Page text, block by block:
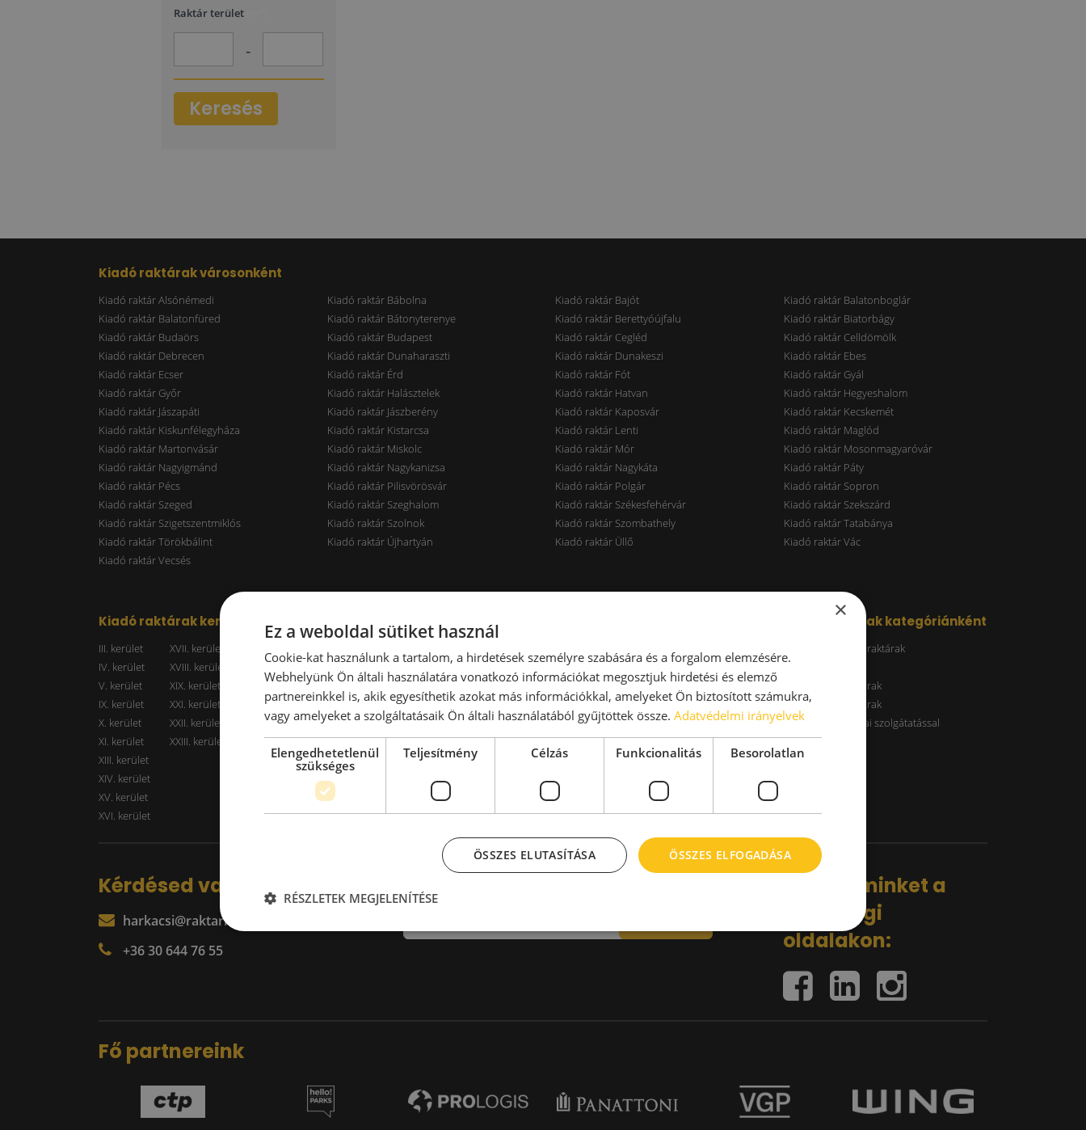
Raktár terület
-
Keresés
Kiadó raktárak városonként
Kiadó raktár Alsónémedi Kiadó raktár Bábolna Kiadó raktár Bajót
Kiadó raktár Balatonboglár
Kiadó raktár Balatonfüred
Kiadó raktár Bátonyterenye Kiadó raktár Berettyóújfalu
Kiadó raktár Biatorbágy
Kiadó raktár Budaörs
Kiadó raktár Budapest Kiadó raktár Cegléd
Kiadó raktár Celldömölk
Kiadó raktár Debrecen
Kiadó raktár Dunaharaszti Kiadó raktár Dunakeszi
Kiadó raktár Ebes
Kiadó raktár Ecser
Kiadó raktár Érd Kiadó raktár Fót
Kiadó raktár Gyál
Kiadó raktár Győr
Kiadó raktár Halásztelek Kiadó raktár Hatvan
Kiadó raktár Hegyeshalom
Kiadó raktár Jászapáti
Kiadó raktár Jászberény Kiadó raktár Kaposvár
Kiadó raktár Kecskemét
Kiadó raktár Kiskunfélegyháza
Kiadó raktár Kistarcsa Kiadó raktár Lenti
Kiadó raktár Maglód
Kiadó raktár Martonvásár
Kiadó raktár Miskolc Kiadó raktár Mór
Kiadó raktár Mosonmagyaróvár
Kiadó raktár Nagyigmánd
Kiadó raktár Nagykanizsa Kiadó raktár Nagykáta
Kiadó raktár Páty
Kiadó raktár Pécs
Kiadó raktár Pilisvörösvár Kiadó raktár Polgár
Kiadó raktár Sopron
Kiadó raktár Szeged
Kiadó raktár Szeghalom Kiadó raktár Székesfehérvár
Kiadó raktár Szekszárd
Kiadó raktár Szigetszentmiklós
Kiadó raktár Szolnok Kiadó raktár Szombathely
Kiadó raktár Tatabánya
Kiadó raktár Törökbálint
Kiadó raktár Újhartyán Kiadó raktár Üllő
Kiadó raktár Vác
Kiadó raktár Vecsés
Kiadó raktárak kerületenként
III. kerület
IV. kerület
V. kerület
IX. kerület
X. kerület
XI. kerület
XIII. kerület
XIV. kerület
XV. kerület
XVI. kerület
XVII. kerület
XVIII. kerület
XIX. kerület
XXI. kerület
XXII. kerület
XXIII. kerület
Raktárak ár szerint
Kiadó raktár 7-10 EUR
Kiadó raktár 10-14 EUR
Kiadó raktár > 14 EUR
Kiadó raktár 100-300 m2
Kiadó raktár 300-600 m2
Kiadó raktár 600-1000 m2
Kiadó raktár 1000-2000 m2
Kiadó raktár > 2000 m2
Kiadó raktárak kategóriánként
Energiatakarékos raktárak
ESG raktár
A kategóriás raktárak
B kategóriás raktárak
Raktárak logisztikai szolgátatással
Kérdésed van?
harkacsi@raktarkereso.hu
+36 30 644 76 55
Hírlevél
Kövess minket a
közösségi
oldalakon:
Fő partnereink
×
Ez a weboldal sütiket használ
Cookie-kat használunk a tartalom, a hirdetések személyre szabására és a forgalom elemzésére.
Webhelyünk Ön általi használatára vonatkozó információkat megosztjuk hirdetési és elemző
partnereinkkel is, akik egyesíthetik azokat más információkkal, amelyeket Ön biztosított számukra,
vagy amelyeket a szolgáltatásaik Ön általi használatából gyűjtöttek össze. Adatvédelmi irányelvek
Elengedhetetlenül
szükséges
Teljesítmény Célzás Funkcionalitás Besorolatlan
ÖSSZES ELFOGADÁSA
ÖSSZES ELUTASÍTÁSA
RÉSZLETEK MEGJELENÍTÉSE